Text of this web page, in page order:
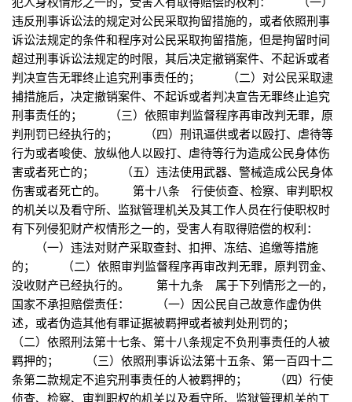
违反刑事诉讼法的规定对公民采取拘留措施的，或者依照刑事
诉讼法规定的条件和程序对公民采取拘留措施，但是拘留时间
超过刑事诉讼法规定的时限，其后决定撤销案件、不起诉或者
判决宣告无罪终止追究刑事责任的； （二）对公民采取逮
捕措施后，决定撤销案件、不起诉或者判决宣告无罪终止追究
刑事责任的； （三）依照审判监督程序再审改判无罪，原
判刑罚已经执行的； （四）刑讯逼供或者以殴打、虐待等
行为或者唆使、放纵他人以殴打、虐待等行为造成公民身体伤
害或者死亡的； （五）违法使用武器、警械造成公民身体
伤害或者死亡的。 第十八条 行使侦查、检察、审判职权
的机关以及看守所、监狱管理机关及其工作人员在行使职权时
有下列侵犯财产权情形之一的，受害人有取得赔偿的权利：
（一）违法对财产采取查封、扣押、冻结、追缴等措施
的； （二）依照审判监督程序再审改判无罪，原判罚金、
没收财产已经执行的。 第十九条 属于下列情形之一的，
国家不承担赔偿责任： （一）因公民自己故意作虚伪供
述，或者伪造其他有罪证据被羁押或者被判处刑罚的；
（二）依照刑法第十七条、第十八条规定不负刑事责任的人被
羁押的； （三）依照刑事诉讼法第十五条、第一百四十二
条第二款规定不追究刑事责任的人被羁押的； （四）行使
侦查、检察、审判职权的机关以及看守所、监狱管理机关的工